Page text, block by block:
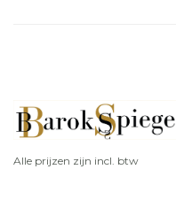
Alle prijzen zijn incl. btw